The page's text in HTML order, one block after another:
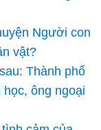
Người con
vật?
Thành phố
ông ngoại